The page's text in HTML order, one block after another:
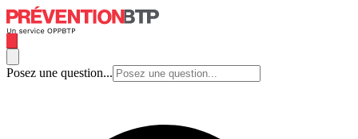
Posez une question...